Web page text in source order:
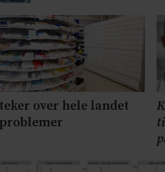
over hele landet